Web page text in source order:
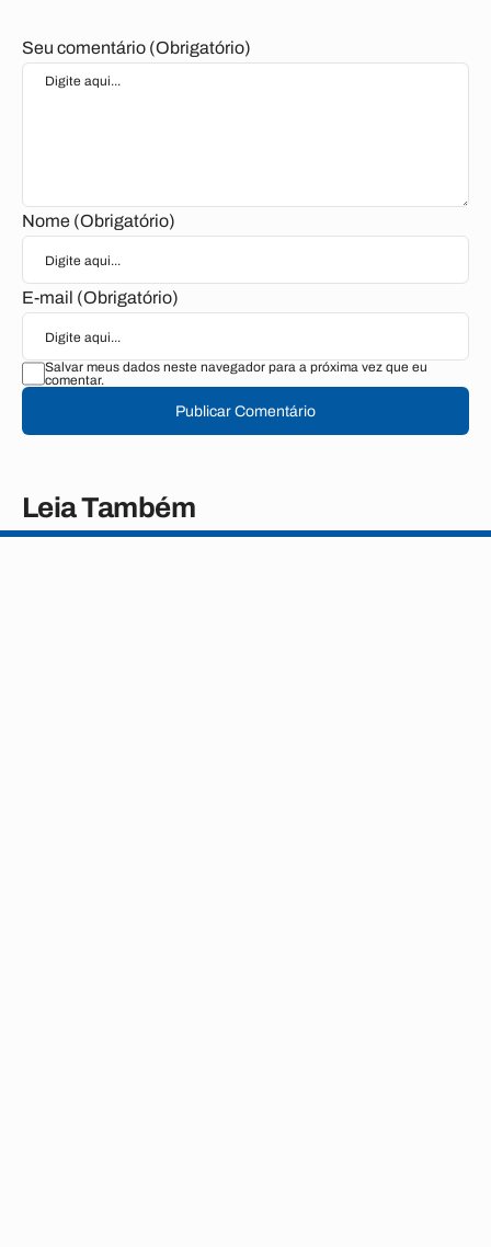
Seu comentário (Obrigatório)
Nome (Obrigatório)
E-mail (Obrigatório)
Salvar meus dados neste navegador para a próxima vez que eu
comentar.
Publicar Comentário
Leia Também